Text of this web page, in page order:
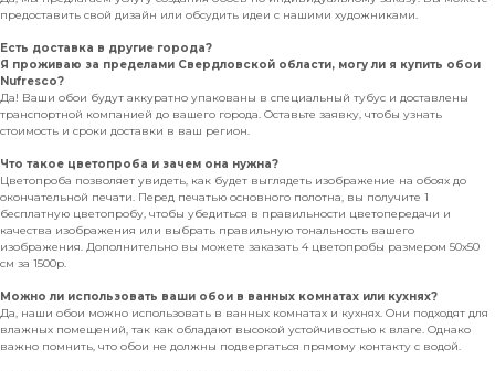
предоставить свой дизайн или обсудить идеи с нашими художниками.
Есть доставка в другие города?
Я проживаю за пределами Свердловской области, могу ли я купить обои
Nufresco?
Да! Ваши обои будут аккуратно упакованы в специальный тубус и доставлены
транспортной компанией до вашего города. Оставьте заявку, чтобы узнать
стоимость и сроки доставки в ваш регион.
Что такое цветопроба и зачем она нужна?
Цветопроба позволяет увидеть, как будет выглядеть изображение на обоях до
окончательной печати. Перед печатью основного полотна, вы получите 1
бесплатную цветопробу, чтобы убедиться в правильности цветопередачи и
качества изображения или выбрать правильную тональность вашего
изображения. Дополнительно вы можете заказать 4 цветопробы размером 50х50
см за 1500р.
Можно ли использовать ваши обои в ванных комнатах или кухнях?
Да, наши обои можно использовать в ванных комнатах и кухнях. Они подходят для
влажных помещений, так как обладают высокой устойчивостью к влаге. Однако
важно помнить, что обои не должны подвергаться прямому контакту с водой.